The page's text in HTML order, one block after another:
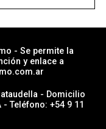
- Se permite la
y enlace a
- Domicilio
Teléfono: +54 9 11